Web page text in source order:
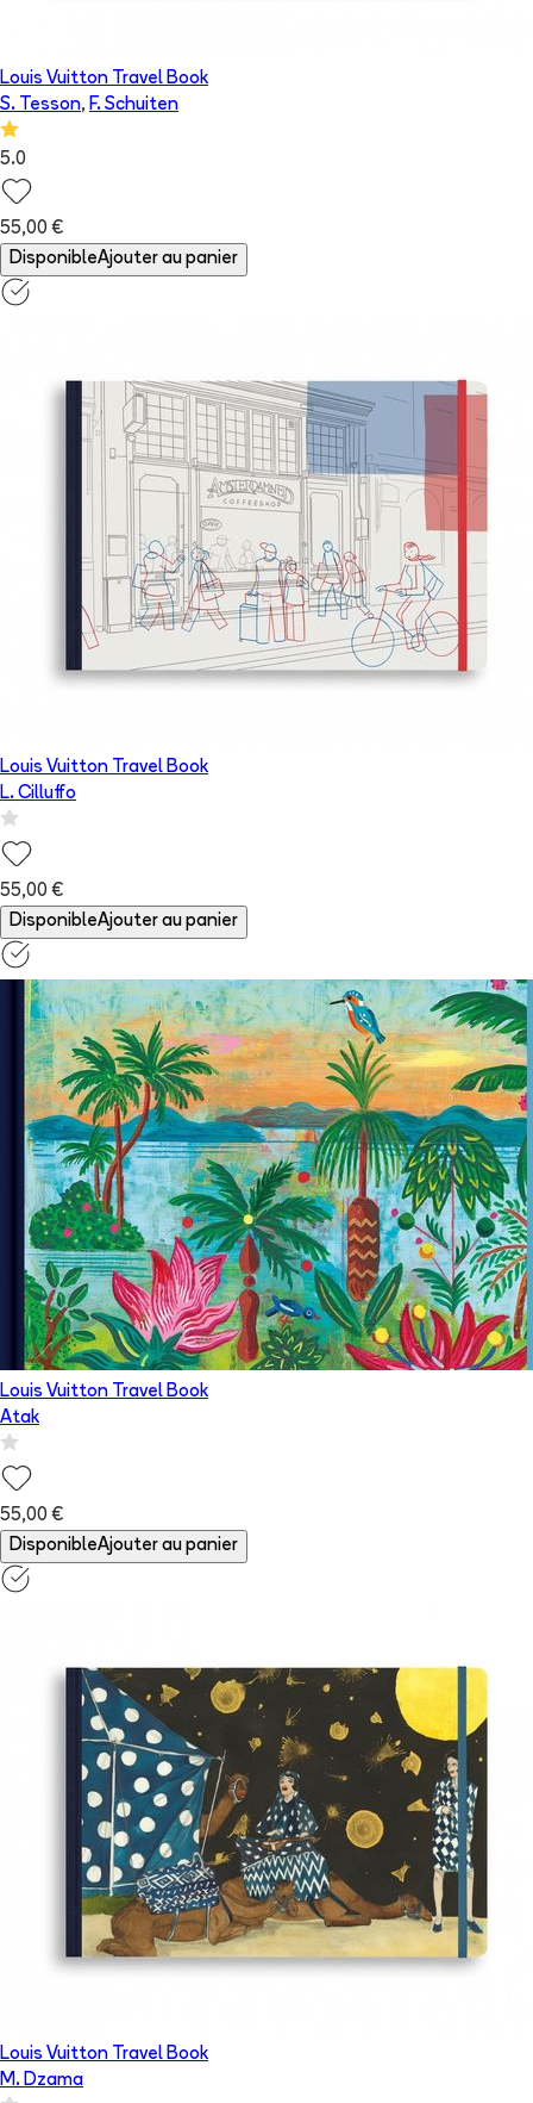
Louis Vuitton Travel Book
S. Tesson, F. Schuiten
5.0
55,00 €
DisponibleAjouter au panier
Louis Vuitton Travel Book
L. Cilluffo
55,00 €
DisponibleAjouter au panier
Louis Vuitton Travel Book
Atak
55,00 €
DisponibleAjouter au panier
Louis Vuitton Travel Book
M. Dzama